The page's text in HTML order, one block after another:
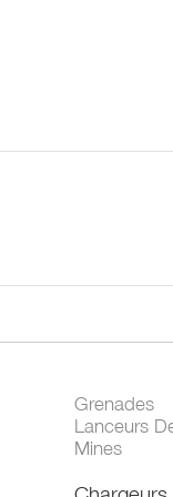
Grenades
Lanceurs
Mines